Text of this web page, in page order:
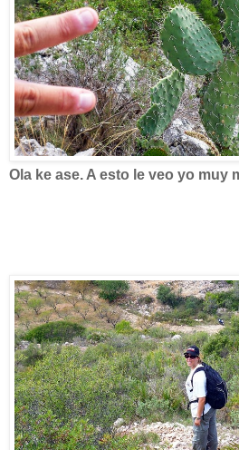
Ola ke ase. A esto le veo yo muy